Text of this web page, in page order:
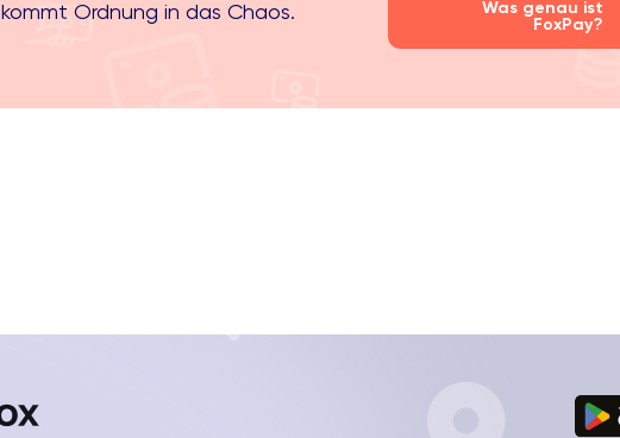
kommt Ordnung in das Chaos.
Was genau ist
FoxPay?